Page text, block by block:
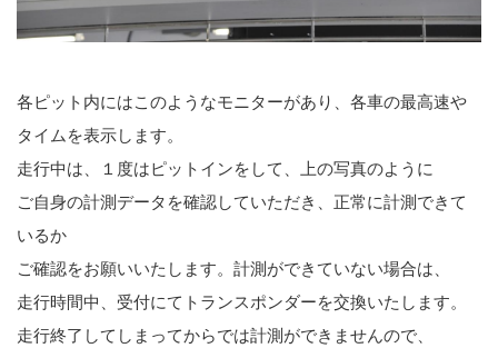
各ピット内にはこのようなモニターがあり、各車の最高速や
タイムを表示します。
走行中は、１度はピットインをして、上の写真のように
ご自身の計測データを確認していただき、正常に計測できて
いるか
ご確認をお願いいたします。計測ができていない場合は、
走行時間中、受付にてトランスポンダーを交換いたします。
走行終了してしまってからでは計測ができませんので、